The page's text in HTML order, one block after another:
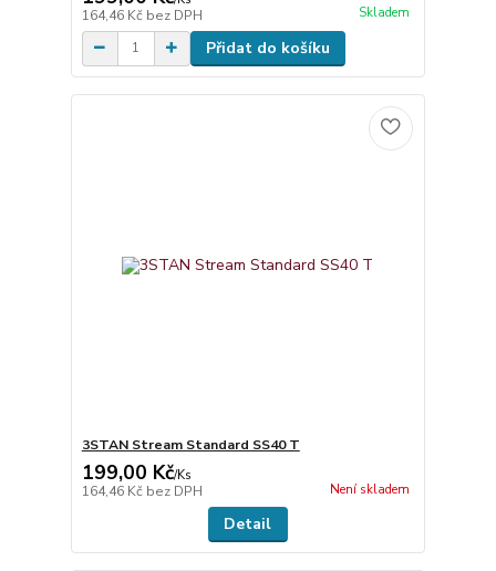
164,46 Kč bez DPH Skladem
Přidat do košíku
3STAN Stream Standard SS40 T
199,00 Kč/Ks
164,46 Kč bez DPH Není skladem
Detail